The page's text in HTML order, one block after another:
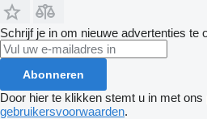
Schrijf je in om nieuwe advertenties te
Abonneren
Door hier te klikken stemt u in met ons
gebruikersvoorwaarden.